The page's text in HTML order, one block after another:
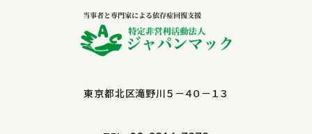
東京都北区滝野川５－４０－１３